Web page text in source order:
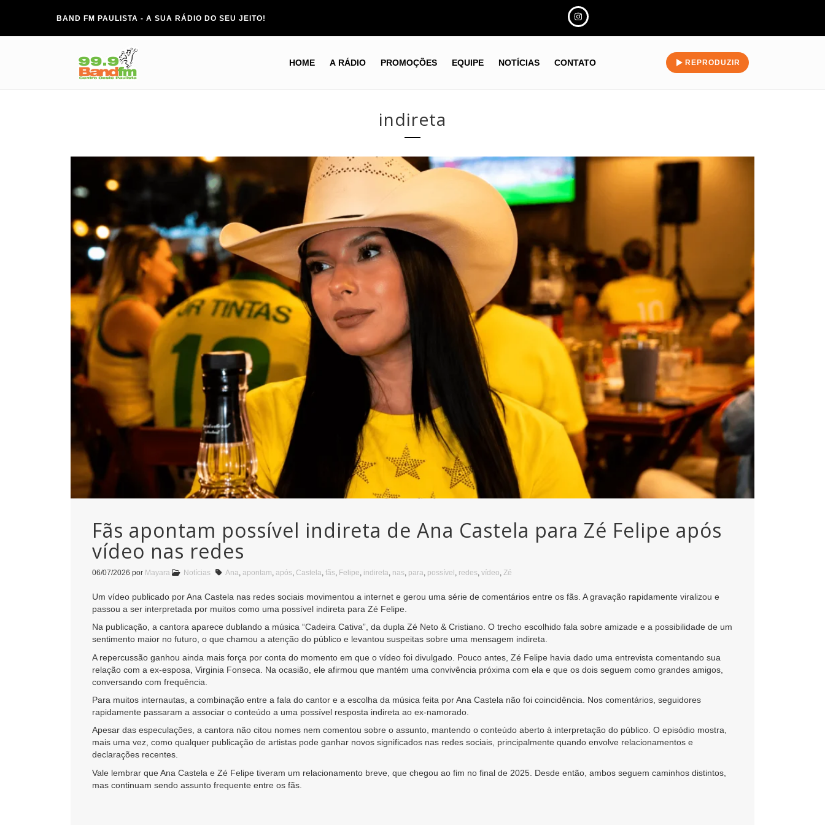
BAND FM PAULISTA - A SUA RÁDIO DO SEU JEITO!
HOME A RÁDIO PROMOÇÕES EQUIPE NOTÍCIAS CONTATO REPRODUZIR
indireta
Fãs apontam possível indireta de Ana Castela para Zé Felipe após
vídeo nas redes
06/07/2026 por Mayara Notícias Ana apontam após Castela fãs Felipe indireta nas para possível redes vídeo Zé
Um vídeo publicado por Ana Castela nas redes sociais movimentou a internet e gerou uma série de comentários entre os fãs. A gravação rapidamente viralizou e
passou a ser interpretada por muitos como uma possível indireta para Zé Felipe.
Na publicação, a cantora aparece dublando a música “Cadeira Cativa”, da dupla Zé Neto & Cristiano. O trecho escolhido fala sobre amizade e a possibilidade de um
sentimento maior no futuro, o que chamou a atenção do público e levantou suspeitas sobre uma mensagem indireta.
A repercussão ganhou ainda mais força por conta do momento em que o vídeo foi divulgado. Pouco antes, Zé Felipe havia dado uma entrevista comentando sua
relação com a ex-esposa, Virginia Fonseca. Na ocasião, ele afirmou que mantém uma convivência próxima com ela e que os dois seguem como grandes amigos,
conversando com frequência.
Para muitos internautas, a combinação entre a fala do cantor e a escolha da música feita por Ana Castela não foi coincidência. Nos comentários, seguidores
rapidamente passaram a associar o conteúdo a uma possível resposta indireta ao ex-namorado.
Apesar das especulações, a cantora não citou nomes nem comentou sobre o assunto, mantendo o conteúdo aberto à interpretação do público. O episódio mostra,
mais uma vez, como qualquer publicação de artistas pode ganhar novos significados nas redes sociais, principalmente quando envolve relacionamentos e
declarações recentes.
Vale lembrar que Ana Castela e Zé Felipe tiveram um relacionamento breve, que chegou ao fim no final de 2025. Desde então, ambos seguem caminhos distintos,
mas continuam sendo assunto frequente entre os fãs.